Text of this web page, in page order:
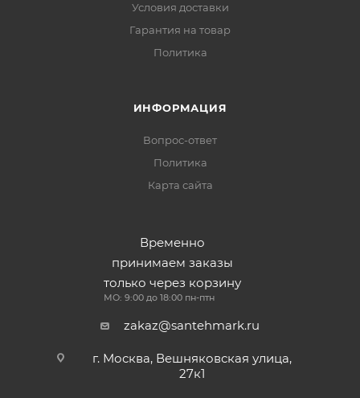
Условия доставки
Гарантия на товар
Политика
ИНФОРМАЦИЯ
Вопрос-ответ
Политика
Карта сайта
Временно
принимаем заказы
только через корзину
МО: 9:00 до 18:00 пн-птн
zakaz@santehmark.ru
г. Москва, Вешняковская улица,
27к1